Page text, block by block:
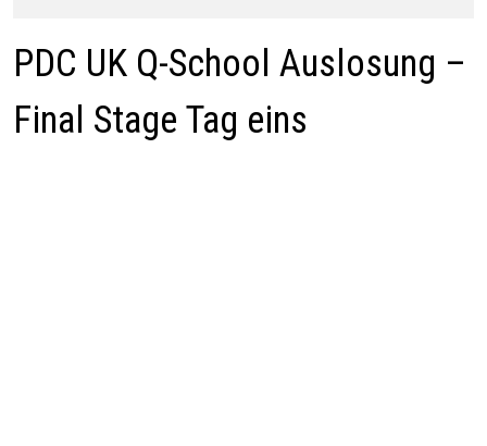
PDC UK Q-School Auslosung –
Final Stage Tag eins